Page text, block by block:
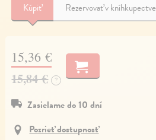
Kúpiť Rezervovať v kníhkupectve
15,36 €
15,84 €
?
Zasielame do 10 dní
Pozrieť dostupnosť